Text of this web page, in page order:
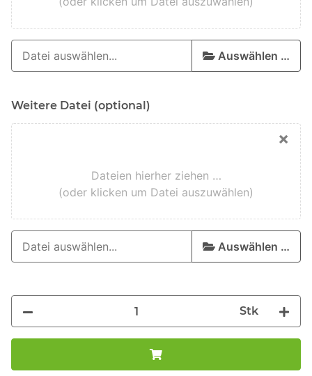
Auswählen …
Weitere Datei (optional)
×
Dateien hierher ziehen …
(oder klicken um Datei auszuwählen)
Auswählen …
Stk